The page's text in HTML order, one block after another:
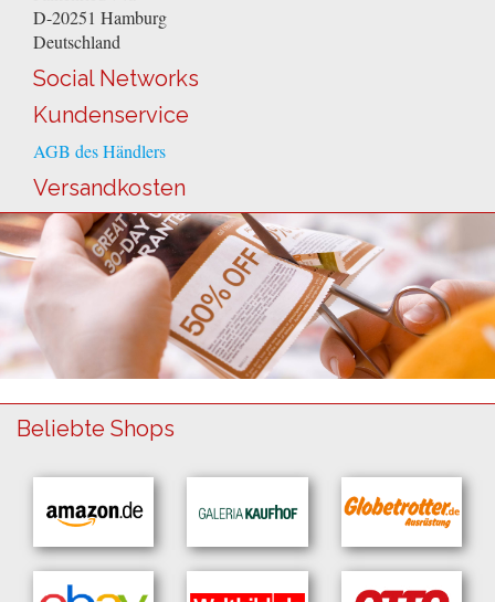
D-20251 Hamburg
Deutschland
Social Networks
Kundenservice
AGB des Händlers
Versandkosten
Beliebte Shops